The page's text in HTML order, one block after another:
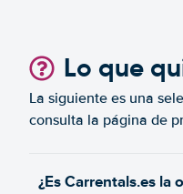
Lo que
La siguiente es una
consulta la página de
¿Es Carrentals.es la